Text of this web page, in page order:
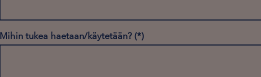
Mihin tukea haetaan/käytetään?